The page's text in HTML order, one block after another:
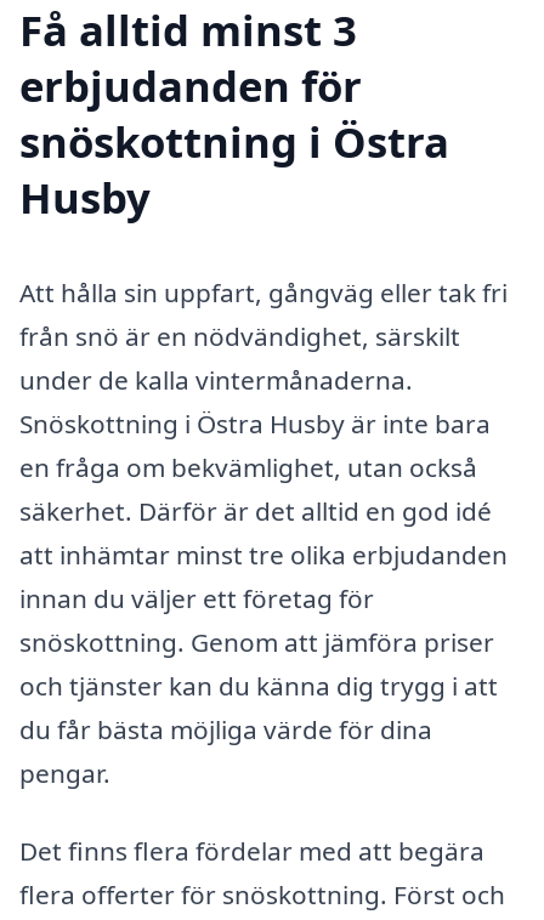
Få alltid minst 3
erbjudanden för
snöskottning i Östra
Husby
Att hålla sin uppfart, gångväg eller tak fri
från snö är en nödvändighet, särskilt
under de kalla vintermånaderna.
Snöskottning i Östra Husby är inte bara
en fråga om bekvämlighet, utan också
säkerhet. Därför är det alltid en god idé
att inhämtar minst tre olika erbjudanden
innan du väljer ett företag för
snöskottning. Genom att jämföra priser
och tjänster kan du känna dig trygg i att
du får bästa möjliga värde för dina
pengar.
Det finns flera fördelar med att begära
flera offerter för snöskottning. Först och